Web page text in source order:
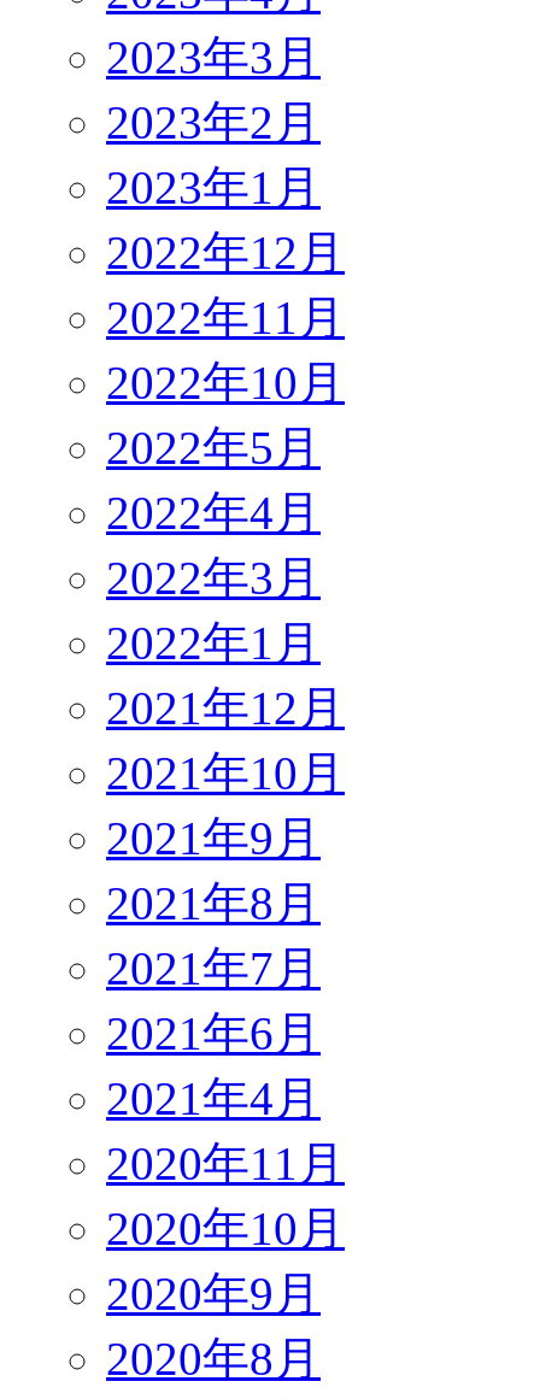
2023年3月
2023年2月
2023年1月
2022年12月
2022年11月
2022年10月
2022年5月
2022年4月
2022年3月
2022年1月
2021年12月
2021年10月
2021年9月
2021年8月
2021年7月
2021年6月
2021年4月
2020年11月
2020年10月
2020年9月
2020年8月